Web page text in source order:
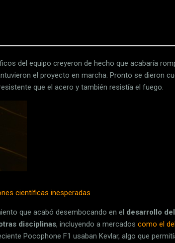
del equipo creyeron de hecho que acabaría
el proyecto en marcha. Pronto se dieron
que el acero y también resistía el fuego.
científicas inesperadas
que acabó desembocando en el desarrollo
disciplinas, incluyendo a mercados como el
Pocophone F1 usaban Kevlar, algo que